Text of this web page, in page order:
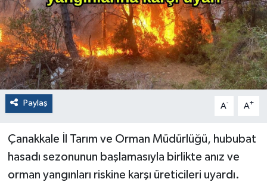
Paylaş A- A+
Çanakkale İl Tarım ve Orman Müdürlüğü, hububat
hasadı sezonunun başlamasıyla birlikte anız ve
orman yangınları riskine karşı üreticileri uyardı.